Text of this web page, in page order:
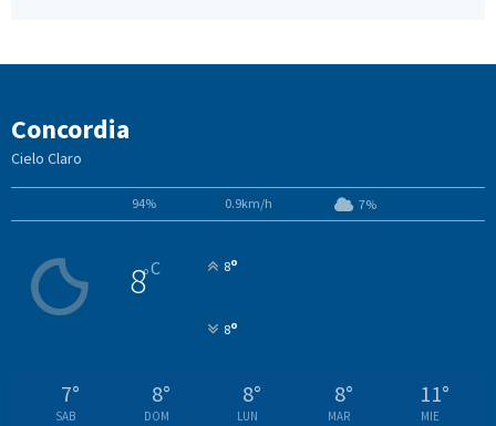
Concordia
Cielo Claro
94% 0.9km/h 7%
8°C 8°
8°
7°
SAB
8°
DOM
8°
LUN
8°
MAR
11°
MIE